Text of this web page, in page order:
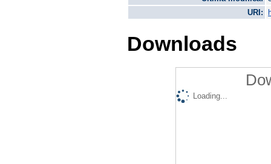
URI:
Downloads
Loading...